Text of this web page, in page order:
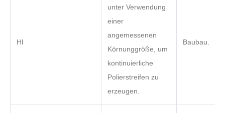
Hl
unter Verwendung
einer
angemessenen
Körnunggröße, um
kontinuierliche
Polierstreifen zu
erzeugen.
Baubau.